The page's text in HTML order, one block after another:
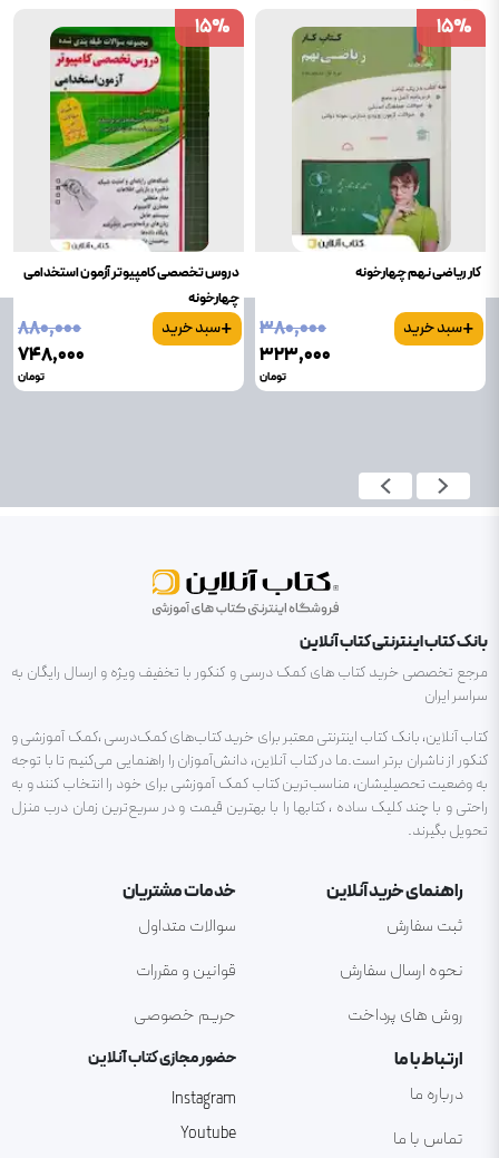
کار ریاضی نهم چهارخونه
+سبد خرید
۳۸۰٬۰۰۰
۳۲۳٬۰۰۰
تومان
15%
15%
دروس تخصصی کامپیوتر آزمون استخدامی
چهارخونه
+سبد خرید
۸۸۰٬۰۰۰
۷۴۸٬۰۰۰
تومان
15%
15%
بانک کتاب اینترنتی کتاب آنلاین
مرجع تخصصی خرید کتاب های کمک درسی و کنکور با تخفیف ویژه و ارسال رایگان به
سراسر ایران
کتاب آنلاین، بانک کتاب اینترنتی معتبر برای خرید کتاب‌های کمک‌درسی ،کمک آموزشی و
کنکور از ناشران برتر است.ما در کتاب آنلاین، دانش‌آموزان را راهنمایی می‌کنیم تا با توجه
به وضعیت تحصیلیشان، مناسب‌ترین کتاب کمک آموزشی برای خود را انتخاب کنند و به
راحتی و با چند کلیک ساده ، کتابها را با بهترین قیمت و در سریع‌ترین زمان درب منزل
تحویل بگیرند.
راهنمای خرید آنلاین
ثبت سفارش
نحوه ارسال سفارش
روش های پرداخت
خدمات مشتریان
سوالات متداول
قوانین و مقررات
حریم خصوصی
ارتباط با ما
درباره ما
تماس با ما
حضور مجازی کتاب آنلاین
Instagram
Youtube